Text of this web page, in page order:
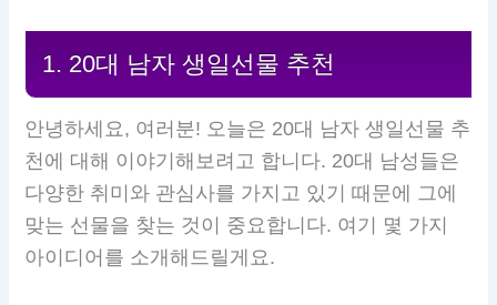
1. 20대 남자 생일선물 추천
안녕하세요, 여러분! 오늘은 20대 남자 생일선물 추
천에 대해 이야기해보려고 합니다. 20대 남성들은
다양한 취미와 관심사를 가지고 있기 때문에 그에
맞는 선물을 찾는 것이 중요합니다. 여기 몇 가지
아이디어를 소개해드릴게요.